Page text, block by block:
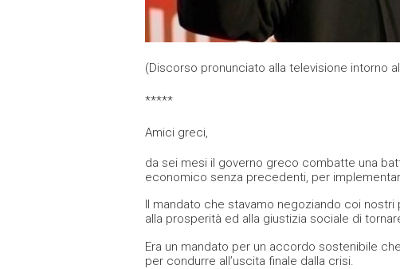
(Discorso pronunciato alla televisione intorno
*****
Amici greci,
da sei mesi il governo greco combatte una
economico senza precedenti, per
Il mandato che stavamo negoziando coi
alla prosperità ed alla giustizia sociale di
Era un mandato per un accordo sostenibile
per condurre all’uscita finale dalla crisi.